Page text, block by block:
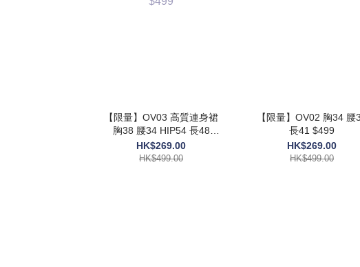
【限量】OV03 高質連身裙
胸38 腰34 HIP54 長48
$499
HK$269.00
HK$499.00
【限量】OV02 胸34 腰
長41 $499
HK$269.00
HK$499.00